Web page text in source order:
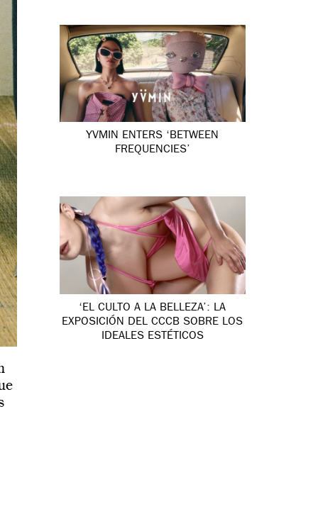
YVMIN ENTERS ‘BETWEEN
FREQUENCIES’
‘EL CULTO A LA BELLEZA’: LA
EXPOSICIÓN DEL CCCB SOBRE LOS
IDEALES ESTÉTICOS